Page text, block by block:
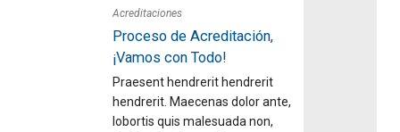
Acreditaciones
Proceso de Acreditación,
¡Vamos con Todo!
Praesent hendrerit hendrerit
hendrerit. Maecenas dolor ante,
lobortis quis malesuada non,